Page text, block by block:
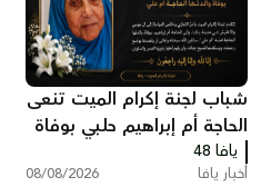
شباب لجنة إكرام الميت تنعى
الحاجة أم إبراهيم حلبي بوفاة
والدتها الحاجة أم علي
يافا 48
أخبار يافا 08/08/2026